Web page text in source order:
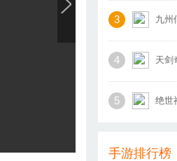
3 九州
4 天剑
5 绝世
手游排行榜